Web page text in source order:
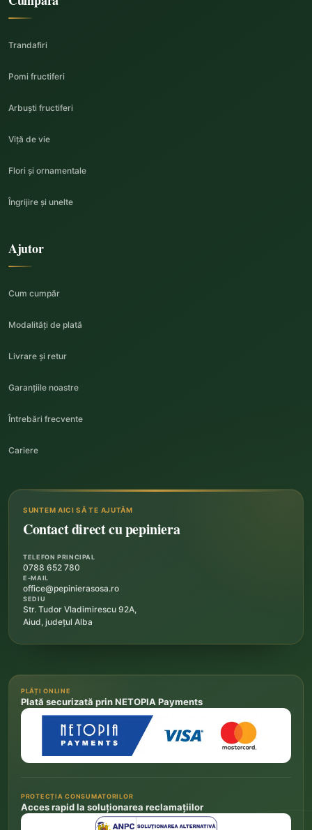
Trandafiri
Pomi fructiferi
Arbuști fructiferi
Viță de vie
Flori și ornamentale
Îngrijire și unelte
Ajutor
Cum cumpăr
Modalități de plată
Livrare și retur
Garanțiile noastre
Întrebări frecvente
Cariere
SUNTEM AICI SĂ TE AJUTĂM
Contact direct cu pepiniera
TELEFON PRINCIPAL
0788 652 780
E-MAIL
office@pepinierasosa.ro
SEDIU
Str. Tudor Vladimirescu 92A,
Aiud, județul Alba
PLĂȚI ONLINE
Plată securizată prin NETOPIA Payments
PROTECȚIA CONSUMATORILOR
Acces rapid la soluționarea reclamațiilor